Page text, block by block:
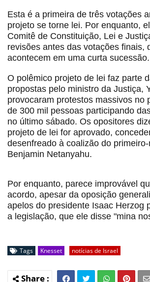
Esta é a primeira de três votações
projeto se torne lei. Por enquanto,
Comitê de Constituição, Lei e
revisões antes das votações finais,
acontecem em uma curta sucessão.
O polêmico projeto de lei faz parte
propostas pelo ministro da Justiça,
provocaram protestos massivos no
de 300 mil pessoas participando
no último sábado. Os opositores
projeto de lei for aprovado,
desenfreado à coalizão do
Benjamin Netanyahu.
Por enquanto, parece improvável
acordo, apesar da oposição
apelos do presidente Isaac Herzog
a legislação, que ele disse "mina
Tags Knesset notícias de Israel